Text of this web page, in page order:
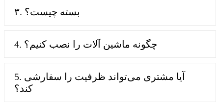
۳. بسته چیست؟
4. چگونه ماشین آلات را نصب کنیم؟
5. آیا مشتری می‌تواند ظرفیت را سفارشی
کند؟